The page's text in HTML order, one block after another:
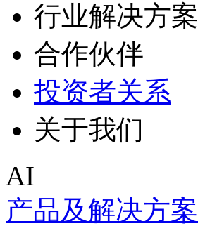
行业解决方案
合作伙伴
投资者关系
关于我们
AI
产品及解决方案